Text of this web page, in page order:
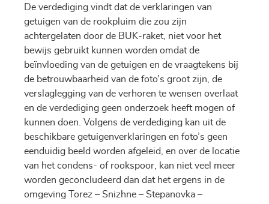
De verdediging vindt dat de verklaringen van
getuigen van de rookpluim die zou zijn
achtergelaten door de BUK-raket, niet voor het
bewijs gebruikt kunnen worden omdat de
beïnvloeding van de getuigen en de vraagtekens bij
de betrouwbaarheid van de foto’s groot zijn, de
verslaglegging van de verhoren te wensen overlaat
en de verdediging geen onderzoek heeft mogen of
kunnen doen. Volgens de verdediging kan uit de
beschikbare getuigenverklaringen en foto’s geen
eenduidig beeld worden afgeleid, en over de locatie
van het condens- of rookspoor, kan niet veel meer
worden geconcludeerd dan dat het ergens in de
omgeving Torez – Snizhne – Stepanovka –